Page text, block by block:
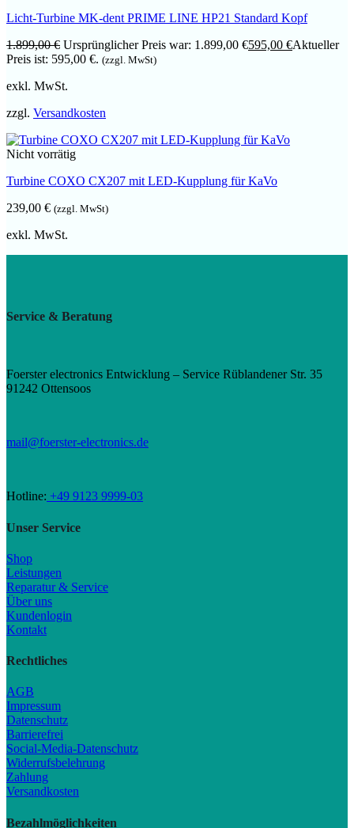
Licht-Turbine MK-dent PRIME LINE HP21 Standard Kopf
1.899,00€ Ursprünglicher Preis war: 1.899,00 €595,00 €Aktueller
Preis ist: 595,00 €. (zzgl. MwSt)
exkl. MwSt.
zzgl. Versandkosten
Nicht vorrätig
Turbine COXO CX207 mit LED-Kupplung für KaVo
239,00 € (zzgl. MwSt)
exkl. MwSt.
Service & Beratung
Foerster electronics Entwicklung – Service Rüblandener Str. 35
91242 Ottensoos
mail@foerster-electronics.de
Hotline: +49 9123 9999-03
Unser Service
Shop
Leistungen
Reparatur & Service
Über uns
Kundenlogin
Kontakt
Rechtliches
AGB
Impressum
Datenschutz
Barrierefrei
Social-Media-Datenschutz
Widerrufsbelehrung
Zahlung
Versandkosten
Bezahlmöglichkeiten